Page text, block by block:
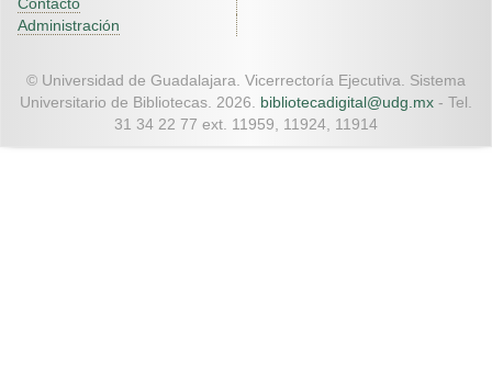
Administración
© Universidad de Guadalajara. Vicerrectoría Ejecutiva. Sistema
Universitario de Bibliotecas. 2026. bibliotecadigital@udg.mx - Tel.
31 34 22 77 ext. 11959, 11924, 11914